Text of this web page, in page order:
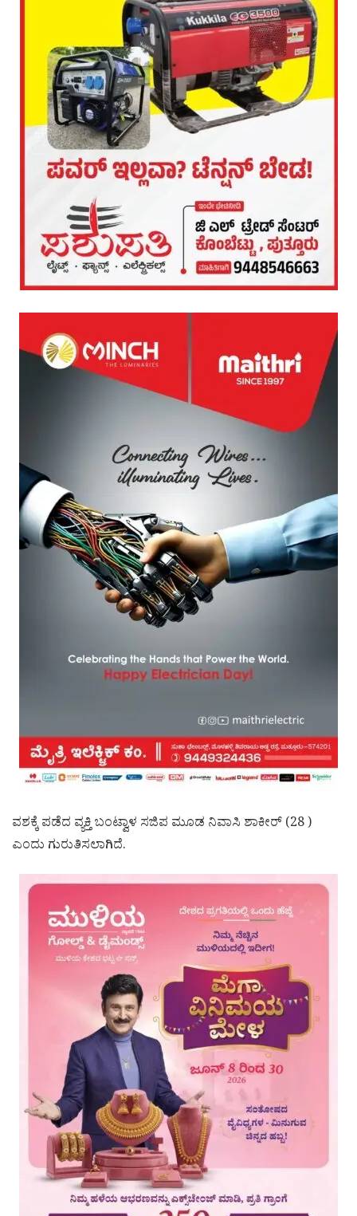
ವಶಕ್ಕೆ ಪಡೆದ ವ್ಯಕ್ತಿ ಬಂಟ್ವಾಳ ಸಜಿಪ ಮೂಡ ನಿವಾಸಿ ಶಾಕೀರ್ (28 )
ಎಂದು ಗುರುತಿಸಲಾಗಿದೆ.